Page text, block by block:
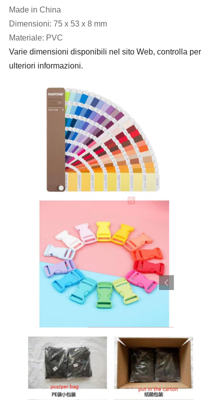
Made in China
Dimensioni: 75 x 53 x 8 mm
Materiale: PVC
Varie dimensioni disponibili nel sito Web, controlla per
ulteriori informazioni.